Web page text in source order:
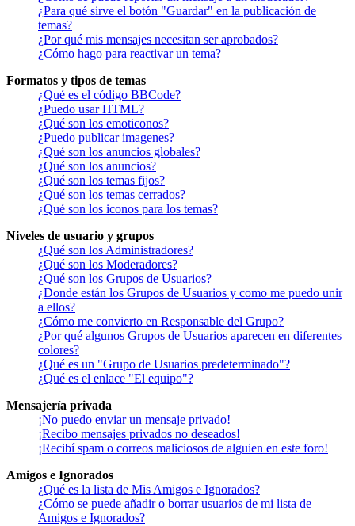
¿Para qué sirve el botón "Guardar" en la publicación de
temas?
¿Por qué mis mensajes necesitan ser aprobados?
¿Cómo hago para reactivar un tema?
Formatos y tipos de temas
¿Qué es el código BBCode?
¿Puedo usar HTML?
¿Qué son los emoticonos?
¿Puedo publicar imagenes?
¿Qué son los anuncios globales?
¿Qué son los anuncios?
¿Qué son los temas fijos?
¿Qué son los temas cerrados?
¿Qué son los iconos para los temas?
Niveles de usuario y grupos
¿Qué son los Administradores?
¿Qué son los Moderadores?
¿Qué son los Grupos de Usuarios?
¿Donde están los Grupos de Usuarios y como me puedo unir
a ellos?
¿Cómo me convierto en Responsable del Grupo?
¿Por qué algunos Grupos de Usuarios aparecen en diferentes
colores?
¿Qué es un "Grupo de Usuarios predeterminado"?
¿Qué es el enlace "El equipo"?
Mensajería privada
¡No puedo enviar un mensaje privado!
¡Recibo mensajes privados no deseados!
¡Recibí spam o correos maliciosos de alguien en este foro!
Amigos e Ignorados
¿Qué es la lista de Mis Amigos e Ignorados?
¿Cómo se puede añadir o borrar usuarios de mi lista de
Amigos e Ignorados?